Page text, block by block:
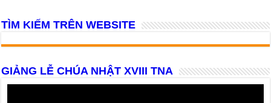
TÌM KIẾM TRÊN WEBSITE
GIẢNG LỄ CHÚA NHẬT XVIII TNA